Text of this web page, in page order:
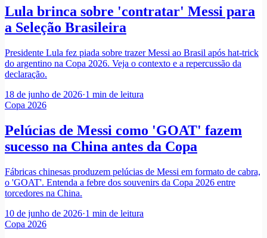
Lula brinca sobre 'contratar' Messi para
a Seleção Brasileira
Presidente Lula fez piada sobre trazer Messi ao Brasil após hat-trick
do argentino na Copa 2026. Veja o contexto e a repercussão da
declaração.
18 de junho de 2026·1 min de leitura
Copa 2026
Pelúcias de Messi como 'GOAT' fazem
sucesso na China antes da Copa
Fábricas chinesas produzem pelúcias de Messi em formato de cabra,
o 'GOAT'. Entenda a febre dos souvenirs da Copa 2026 entre
torcedores na China.
10 de junho de 2026·1 min de leitura
Copa 2026